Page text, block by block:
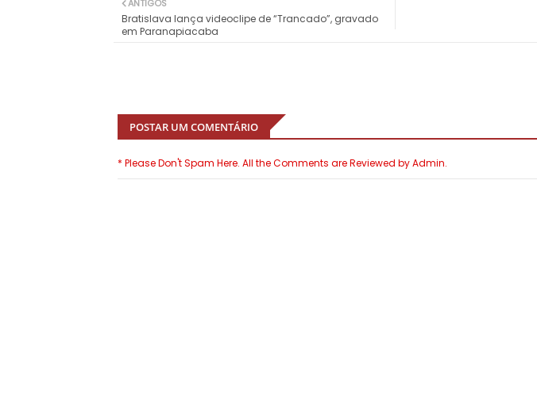
ANTIGOS
Bratislava lança videoclipe de “Trancado”, gravado
em Paranapiacaba
POSTAR UM COMENTÁRIO
* Please Don't Spam Here. All the Comments are Reviewed by Admin.